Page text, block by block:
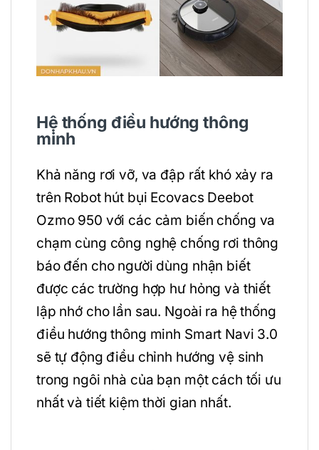
Hệ thống điều hướng thông
minh
Khả năng rơi vỡ, va đập rất khó xảy ra
trên Robot hút bụi Ecovacs Deebot
Ozmo 950 với các cảm biến chống va
chạm cùng công nghệ chống rơi thông
báo đến cho người dùng nhận biết
được các trường hợp hư hỏng và thiết
lập nhớ cho lần sau. Ngoài ra hệ thống
điều hướng thông minh Smart Navi 3.0
sẽ tự động điều chỉnh hướng vệ sinh
trong ngôi nhà của bạn một cách tối ưu
nhất và tiết kiệm thời gian nhất.